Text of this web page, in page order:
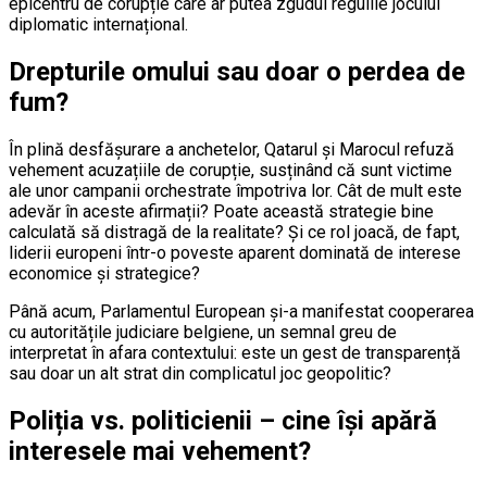
diplomatic internațional.
Drepturile omului sau doar o perdea de
fum?
În plină desfășurare a anchetelor, Qatarul și Marocul refuză
vehement acuzațiile de corupție, susținând că sunt victime
ale unor campanii orchestrate împotriva lor. Cât de mult este
adevăr în aceste afirmații? Poate această strategie bine
calculată să distragă de la realitate? Și ce rol joacă, de fapt,
liderii europeni într-o poveste aparent dominată de interese
economice și strategice?
Până acum, Parlamentul European și-a manifestat cooperarea
cu autoritățile judiciare belgiene, un semnal greu de
interpretat în afara contextului: este un gest de transparență
sau doar un alt strat din complicatul joc geopolitic?
Poliția vs. politicienii – cine își apără
interesele mai vehement?